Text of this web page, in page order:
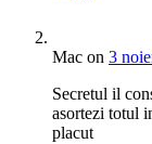
Mac on 3
Secretul il
asortezi totul
placut